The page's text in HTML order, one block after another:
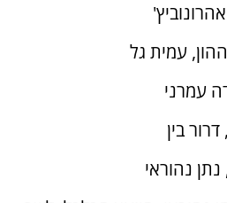
עמית גל
עמרני
בין
נהוראי